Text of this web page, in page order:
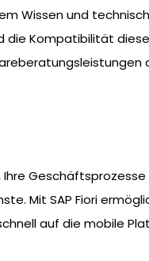
Wissen und
die Kompatibilität
Ihre
Mit SAP Fiori
auf die mobile